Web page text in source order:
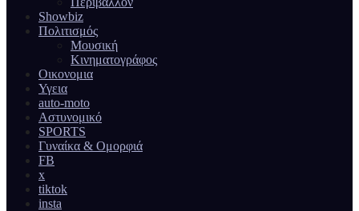
Showbiz
Πολιτισμός
Μουσική
Κινηματογράφος
Οικονομια
Υγεια
auto-moto
Αστυνομικό
SPORTS
Γυναίκα & Ομορφιά
FB
x
tiktok
insta